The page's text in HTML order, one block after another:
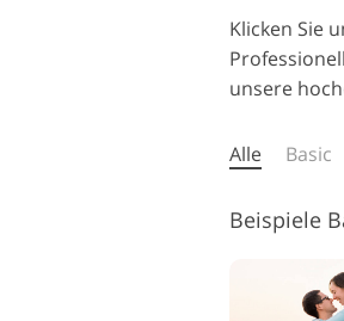
Porträt-
Komplette LR-
Sammlungen
Günstige Presets
Klicken Sie
unsere
Alle Basic
Beispiele